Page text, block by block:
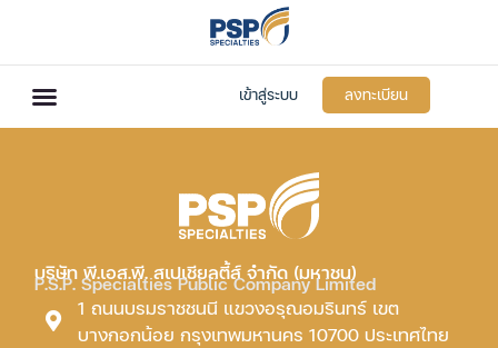
เข้าสู่ระบบ ลงทะเบียน
บริษัท พี.เอส.พี. สเปเชียลตี้ส์ จำกัด (มหาชน)
P.S.P. Specialties Public Company Limited
1 ถนนบรมราชชนนี แขวงอรุณอมรินทร์ เขต
บางกอกน้อย กรุงเทพมหานคร 10700 ประเทศไทย